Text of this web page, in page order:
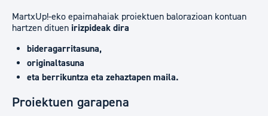
MartxUp!-eko epaimahaiak proiektuen balorazioan kontuan
hartzen dituen irizpideak dira
bideragarritasuna,
originaltasuna
eta berrikuntza eta zehaztapen maila.
Proiektuen garapena